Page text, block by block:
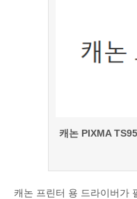
캐논 PIXMA
캐논 프린터 용 드라이버가